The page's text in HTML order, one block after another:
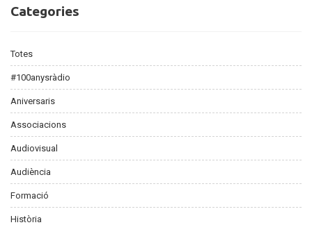
Categories
Categories
Totes
#100anysràdio
Aniversaris
Associacions
Audiovisual
Audiència
Formació
Història